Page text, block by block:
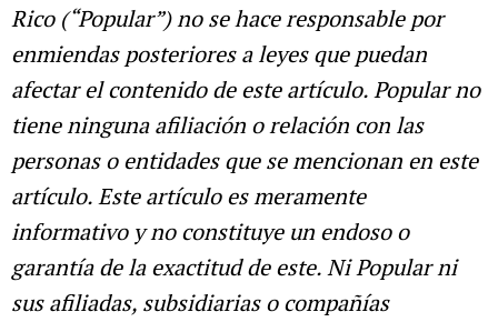
Rico (“Popular”) no se hace responsable por
enmiendas posteriores a leyes que puedan
afectar el contenido de este artículo. Popular no
tiene ninguna afiliación o relación con las
personas o entidades que se mencionan en este
artículo. Este artículo es meramente
informativo y no constituye un endoso o
garantía de la exactitud de este. Ni Popular ni
sus afiliadas, subsidiarias o compañías